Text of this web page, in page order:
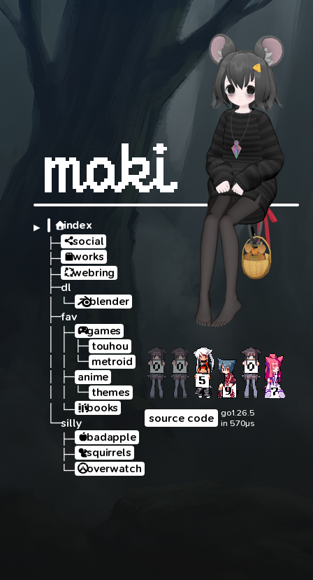
▶
index
├─
social
├─
works
├─
webring
├─dl
│ └─
blender
├─fav
│ ├─
games
│ │ ├─ touhou
│ │ └─ metroid
│ ├─ anime
│ │ └─ themes
│ └─
books
└─silly
  ├─
badapple
  ├─
squirrels
  └─
overwatch
source code
go1.26.5
in 570µs